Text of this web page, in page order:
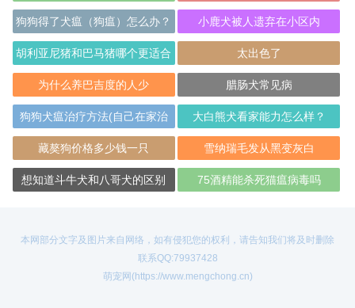
狗狗得了犬瘟（狗瘟）怎么办？ 小鹿犬被人遗弃在小区内
胡利亚尼猪和巴马猪哪个更适合
作为宠物？
太出色了
为什么养巴吉度的人少 腊肠犬常见病
狗狗犬瘟治疗方法(自己在家治
疗)
大白熊犬看家能力怎么样？
藏獒狗价格多少钱一只 雪纳瑞毛发从黑变灰白
想知道斗牛犬和八哥犬的区别 75酒精能杀死猫瘟病毒吗
本网部分文字及图片来自网络，如有侵犯您的权利，请告知我们将及时删除
联系QQ:79937428
萌宠网(https://www.mengchong.cn)